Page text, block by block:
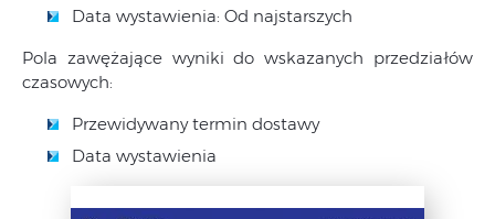
Data wystawienia: Od najstarszych
Pola zawężające wyniki do wskazanych przedziałów
czasowych:
Przewidywany termin dostawy
Data wystawienia